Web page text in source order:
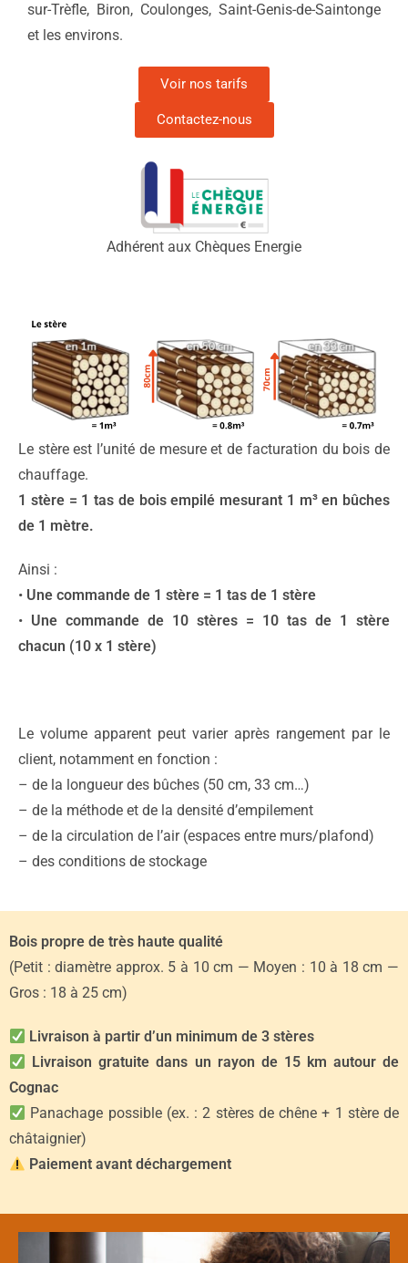
sur-Trèfle, Biron, Coulonges, Saint-Genis-de-Saintonge
et les environs.
Voir nos tarifs
Contactez-nous
Adhérent aux Chèques Energie
Le stère est l’unité de mesure et de facturation du bois de
chauffage.
1 stère = 1 tas de bois empilé mesurant 1 m³ en bûches
de 1 mètre.
Ainsi :
• Une commande de 1 stère = 1 tas de 1 stère
• Une commande de 10 stères = 10 tas de 1 stère
chacun (10 x 1 stère)
Le volume apparent peut varier après rangement par le
client, notamment en fonction :
– de la longueur des bûches (50 cm, 33 cm…)
– de la méthode et de la densité d’empilement
– de la circulation de l’air (espaces entre murs/plafond)
– des conditions de stockage
Bois propre de très haute qualité
(Petit : diamètre approx. 5 à 10 cm — Moyen : 10 à 18 cm —
Gros : 18 à 25 cm)
Livraison à partir d’un minimum de 3 stères
Livraison gratuite dans un rayon de 15 km autour de
Cognac
Panachage possible (ex. : 2 stères de chêne + 1 stère de
châtaignier)
Paiement avant déchargement